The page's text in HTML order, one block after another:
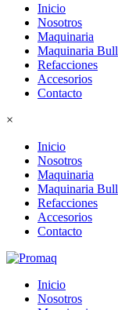
Inicio
Nosotros
Maquinaria
Maquinaria Bull
Refacciones
Accesorios
Contacto
×
Inicio
Nosotros
Maquinaria
Maquinaria Bull
Refacciones
Accesorios
Contacto
Inicio
Nosotros